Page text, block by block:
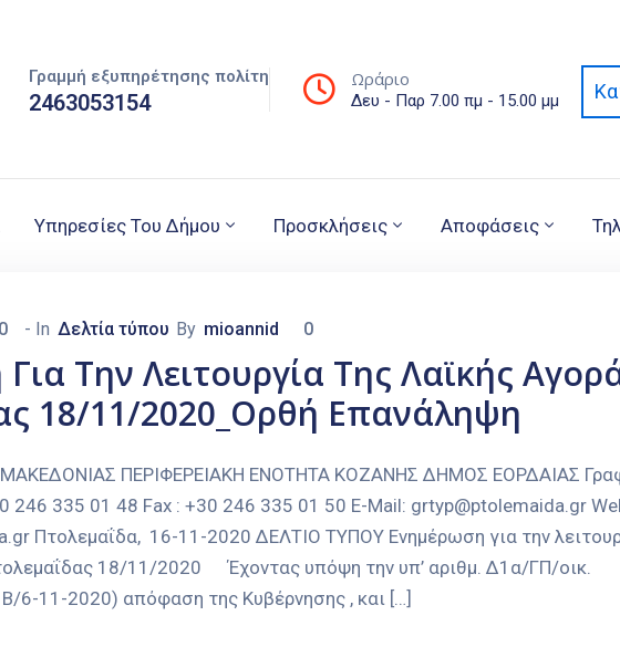
Γραμμή εξυπηρέτησης πολίτη
2463053154
Ωράριο
Δευ - Παρ 7.00 πμ - 15.00 μμ
Υπηρεσίες Του Δήμου Προσκλήσεις Αποφάσεις
- In Δελτία τύπου By mioannid 0
Την Λειτουργία Της Λαϊκής
18/11/2020_Ορθή Επανάληψη
ΜΑΚΕΔΟΝΙΑΣ ΠΕΡΙΦΕΡΕΙΑΚΗ ΕΝΟΤΗΤΑ ΚΟΖΑΝΗΣ ΔΗΜΟΣ ΕΟΡΔΑΙΑΣ
246 335 01 48 Fax : +30 246 335 01 50 E-Mail: grtyp@ptolemaida.gr
Πτολεμαΐδα, 16-11-2020 ΔΕΛΤΙΟ ΤΥΠΟΥ Ενημέρωση για την
18/11/2020 Έχοντας υπόψη την υπ’ αριθμ. Δ1α/ΓΠ/οικ.
6-11-2020) απόφαση της Κυβέρνησης , και […]